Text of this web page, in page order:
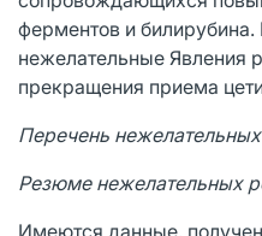
ферментов и
нежелательные Явления
прекращения приема
Перечень
Резюме нежелательных
Имеются данные,